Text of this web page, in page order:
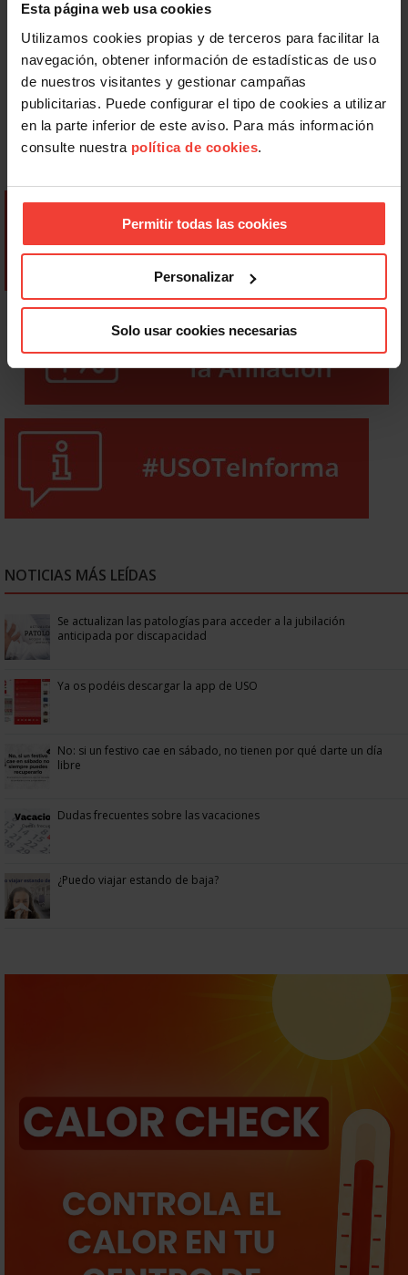
Esta página web usa cookies
Utilizamos cookies propias y de terceros para facilitar la
navegación, obtener información de estadísticas de uso
de nuestros visitantes y gestionar campañas
publicitarias. Puede configurar el tipo de cookies a utilizar
en la parte inferior de este aviso. Para más información
consulte nuestra política de cookies.
Permitir todas las cookies
Personalizar
Solo usar cookies necesarias
NOTICIAS MÁS LEÍDAS
Se actualizan las patologías para acceder a la jubilación
anticipada por discapacidad
Ya os podéis descargar la app de USO
No: si un festivo cae en sábado, no tienen por qué darte un día
libre
Dudas frecuentes sobre las vacaciones
¿Puedo viajar estando de baja?